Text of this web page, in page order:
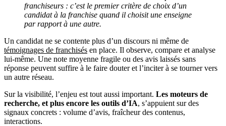
franchiseurs : c’est le premier critère de choix d’un
candidat à la franchise quand il choisit une enseigne
par rapport à une autre.
Un candidat ne se contente plus d’un discours ni même de
témoignages de franchisés en place. Il observe, compare et analyse
lui-même. Une note moyenne fragile ou des avis laissés sans
réponse peuvent suffire à le faire douter et l’inciter à se tourner vers
un autre réseau.
Sur la visibilité, l’enjeu est tout aussi important. Les moteurs de
recherche, et plus encore les outils d’IA, s’appuient sur des
signaux concrets : volume d’avis, fraîcheur des contenus,
interactions.